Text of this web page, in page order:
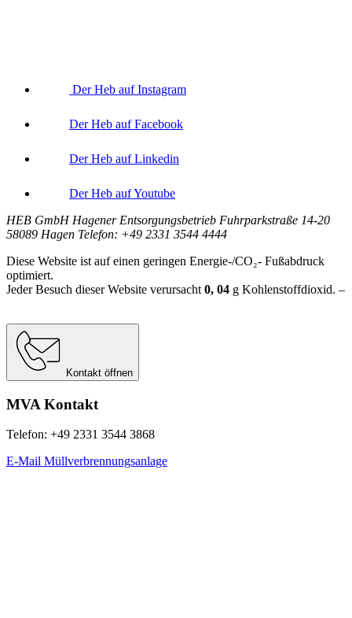
Der Heb auf Instagram
Der Heb auf Facebook
Der Heb auf Linkedin
Der Heb auf Youtube
HEB GmbH Hagener Entsorgungsbetrieb Fuhrparkstraße 14-20
58089 Hagen Telefon: +49 2331 3544 4444
Diese Website ist auf einen geringen Energie-/CO₂- Fußabdruck
optimiert.
Jeder Besuch dieser Website verursacht 0, 04 g Kohlenstoffdioxid. –
Kontakt öffnen
MVA Kontakt
Telefon: +49 2331 3544 3868
E-Mail Müllverbrennungsanlage